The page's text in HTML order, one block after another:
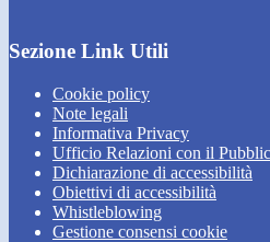
Sezione Link Utili
Cookie policy
Note legali
Informativa Privacy
Ufficio Relazioni con il
Dichiarazione di accessibilità
Obiettivi di accessibilità
Whistleblowing
Gestione consensi cookie